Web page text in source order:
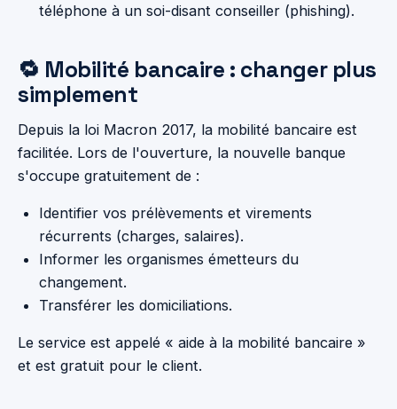
téléphone à un soi-disant conseiller (phishing).
🔁 Mobilité bancaire : changer plus
simplement
Depuis la loi Macron 2017, la mobilité bancaire est
facilitée. Lors de l'ouverture, la nouvelle banque
s'occupe gratuitement de :
Identifier vos prélèvements et virements
récurrents (charges, salaires).
Informer les organismes émetteurs du
changement.
Transférer les domiciliations.
Le service est appelé « aide à la mobilité bancaire »
et est gratuit pour le client.